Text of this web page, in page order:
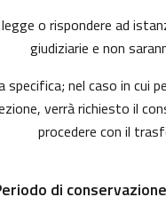
o rispondere ad
giudiziarie e non
nel caso in cui
verrà richiesto il
procedere con il
di